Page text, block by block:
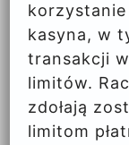
kasyna, w
transakcji
limitów.
zdołają
limitom